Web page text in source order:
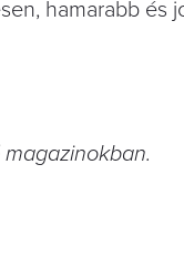
hamarabb és